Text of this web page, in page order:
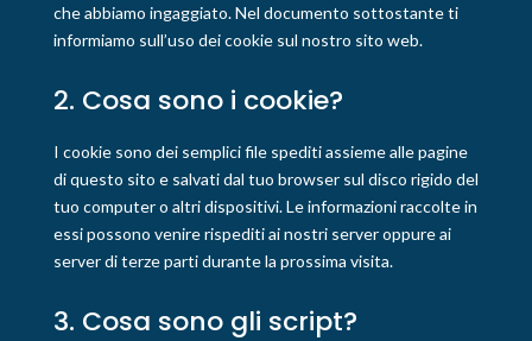
che abbiamo ingaggiato. Nel documento sottostante ti
informiamo sull’uso dei cookie sul nostro sito web.
2. Cosa sono i cookie?
I cookie sono dei semplici file spediti assieme alle pagine
di questo sito e salvati dal tuo browser sul disco rigido del
tuo computer o altri dispositivi. Le informazioni raccolte in
essi possono venire rispediti ai nostri server oppure ai
server di terze parti durante la prossima visita.
3. Cosa sono gli script?